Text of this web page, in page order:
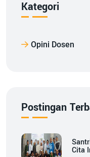
Kategori
Opini Dosen
Postingan
Cita